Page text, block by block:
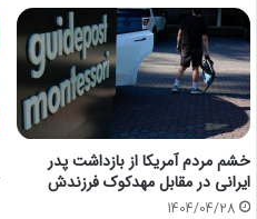
خشم مردم آمریکا از بازداشت پدر
ایرانی در مقابل مهدکوک فرزندش
1404/04/28